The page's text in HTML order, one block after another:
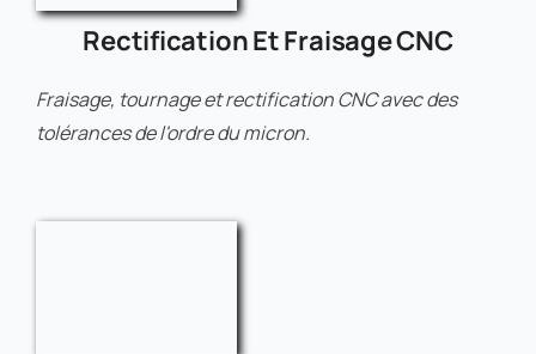
Rectification Et Fraisage CNC
Fraisage, tournage et rectification CNC avec des
tolérances de l'ordre du micron.